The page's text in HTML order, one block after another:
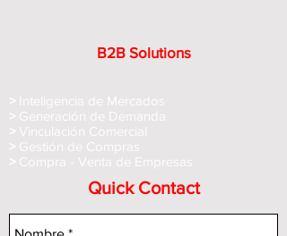
B2B Solutions
> Inteligencia de Mercados
> Generación de Demanda
> Vinculación Comercial
> Gestión de Compras
> Compra - Venta de Empre sas
Quick Contact